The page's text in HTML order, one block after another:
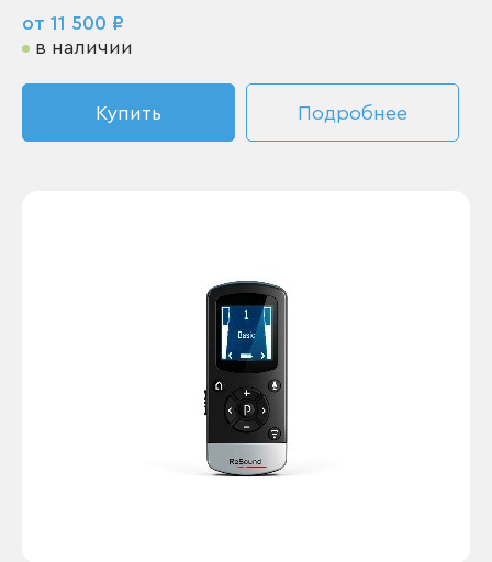
от 11 500 ₽
в наличии
Купить Подробнее